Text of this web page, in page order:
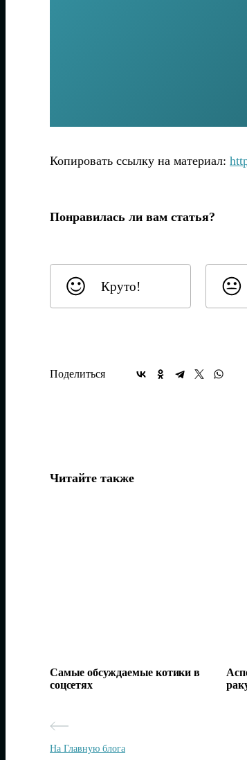
Копировать ссылку на материал:
Понравилась ли вам статья?
Круто!
Поделиться
Читайте также
Самые обсуждаемые котики в
соцсетях
На Главную блога